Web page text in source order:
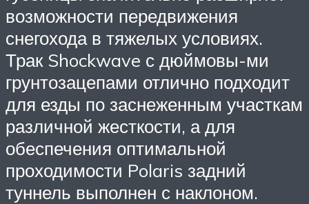
возможности передвижения
снегохода в тяжелых условиях.
Трак Shockwave с дюймовы-ми
грунтозацепами отлично подходит
для езды по заснеженным участкам
различной жесткости, а для
обеспечения оптимальной
проходимости Polaris задний
туннель выполнен с наклоном.